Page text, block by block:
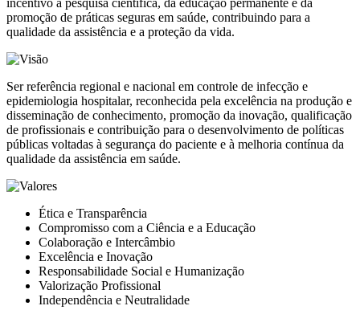
promoção de práticas seguras em saúde, contribuindo para a
qualidade da assistência e a proteção da vida.
Ser referência regional e nacional em controle de infecção e
epidemiologia hospitalar, reconhecida pela excelência na produção e
disseminação de conhecimento, promoção da inovação, qualificação
de profissionais e contribuição para o desenvolvimento de políticas
públicas voltadas à segurança do paciente e à melhoria contínua da
qualidade da assistência em saúde.
Ética e Transparência
Compromisso com a Ciência e a Educação
Colaboração e Intercâmbio
Excelência e Inovação
Responsabilidade Social e Humanização
Valorização Profissional
Independência e Neutralidade